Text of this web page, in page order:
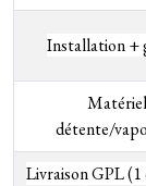
Installation +
détente/
Livraison GPL